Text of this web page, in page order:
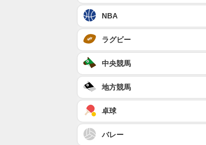
NBA
ラグビー
中央競馬
地方競馬
卓球
バレー